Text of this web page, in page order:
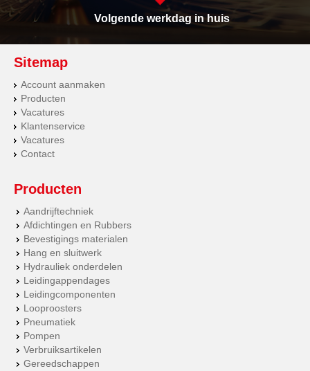
Volgende werkdag in huis
Sitemap
Account aanmaken
Producten
Vacatures
Klantenservice
Vacatures
Contact
Producten
Aandrijftechniek
Afdichtingen en Rubbers
Bevestigings materialen
Hang en sluitwerk
Hydrauliek onderdelen
Leidingappendages
Leidingcomponenten
Looproosters
Pneumatiek
Pompen
Verbruiksartikelen
Gereedschappen